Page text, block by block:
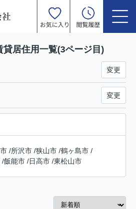
お気に入り 閲覧履歴
貸居住用一覧(3ページ目)
変更
変更
/所沢市 /狭山市 /鶴ヶ島市 /
/飯能市 /日高市 /東松山市